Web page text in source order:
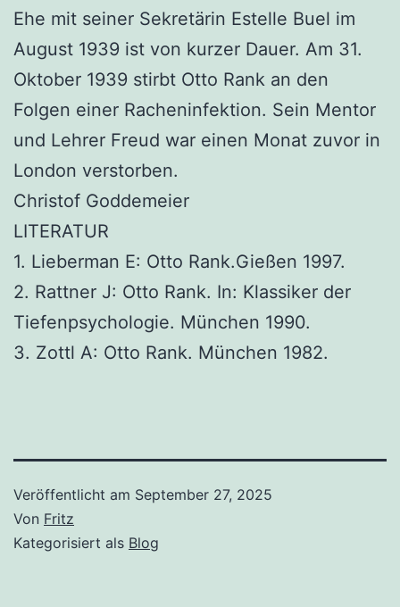
Ehe mit seiner Sekretärin Estelle Buel im
August 1939 ist von kurzer Dauer. Am 31.
Oktober 1939 stirbt Otto Rank an den
Folgen einer Racheninfektion. Sein Mentor
und Lehrer Freud war einen Monat zuvor in
London verstorben.
Christof Goddemeier
LITERATUR
1. Lieberman E: Otto Rank.Gießen 1997.
2. Rattner J: Otto Rank. In: Klassiker der
Tiefenpsychologie. München 1990.
3. Zottl A: Otto Rank. München 1982.
Veröffentlicht am September 27, 2025
Von Fritz
Kategorisiert als Blog